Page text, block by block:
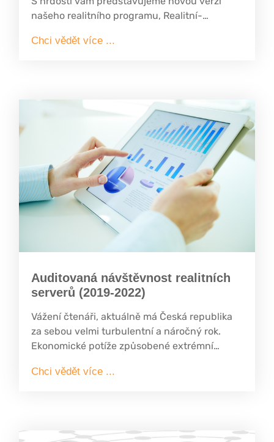
našeho realitního programu, Realitní-
funkcemi a inovacemi, které vás jistě potěší a
Chci vědět více ...
Auditovaná návštěvnost realitních
serverů (2019-2022)
Vážení čtenáři, aktuálně má Česká republika
za sebou velmi turbulentní a náročný rok.
Ekonomické potíže způsobené extrémní
boj s energetickou krizí a nedostupnost
velké ochlazení poptávek a to v některých
Chci vědět více ...